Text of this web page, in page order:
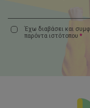
Έχω διαβάσει και
παρόντα ιστότοπου *